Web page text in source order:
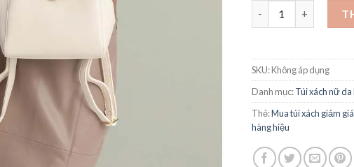
Balo túi xách học
SKU:Không áp dụng
Danh mục:Túi xách nữ
Thẻ:Mua túi xách giảm giá
hàng hiệu